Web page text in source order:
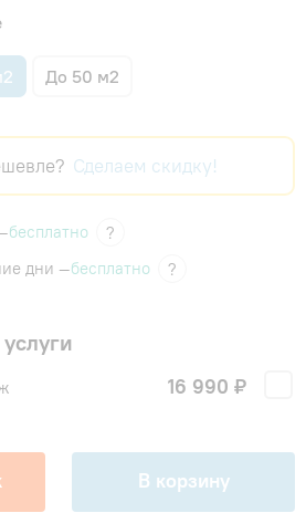
До 50 м2
Сделаем скидку!
бесплатно
?
дни —бесплатно ?
16 990 ₽
В корзину